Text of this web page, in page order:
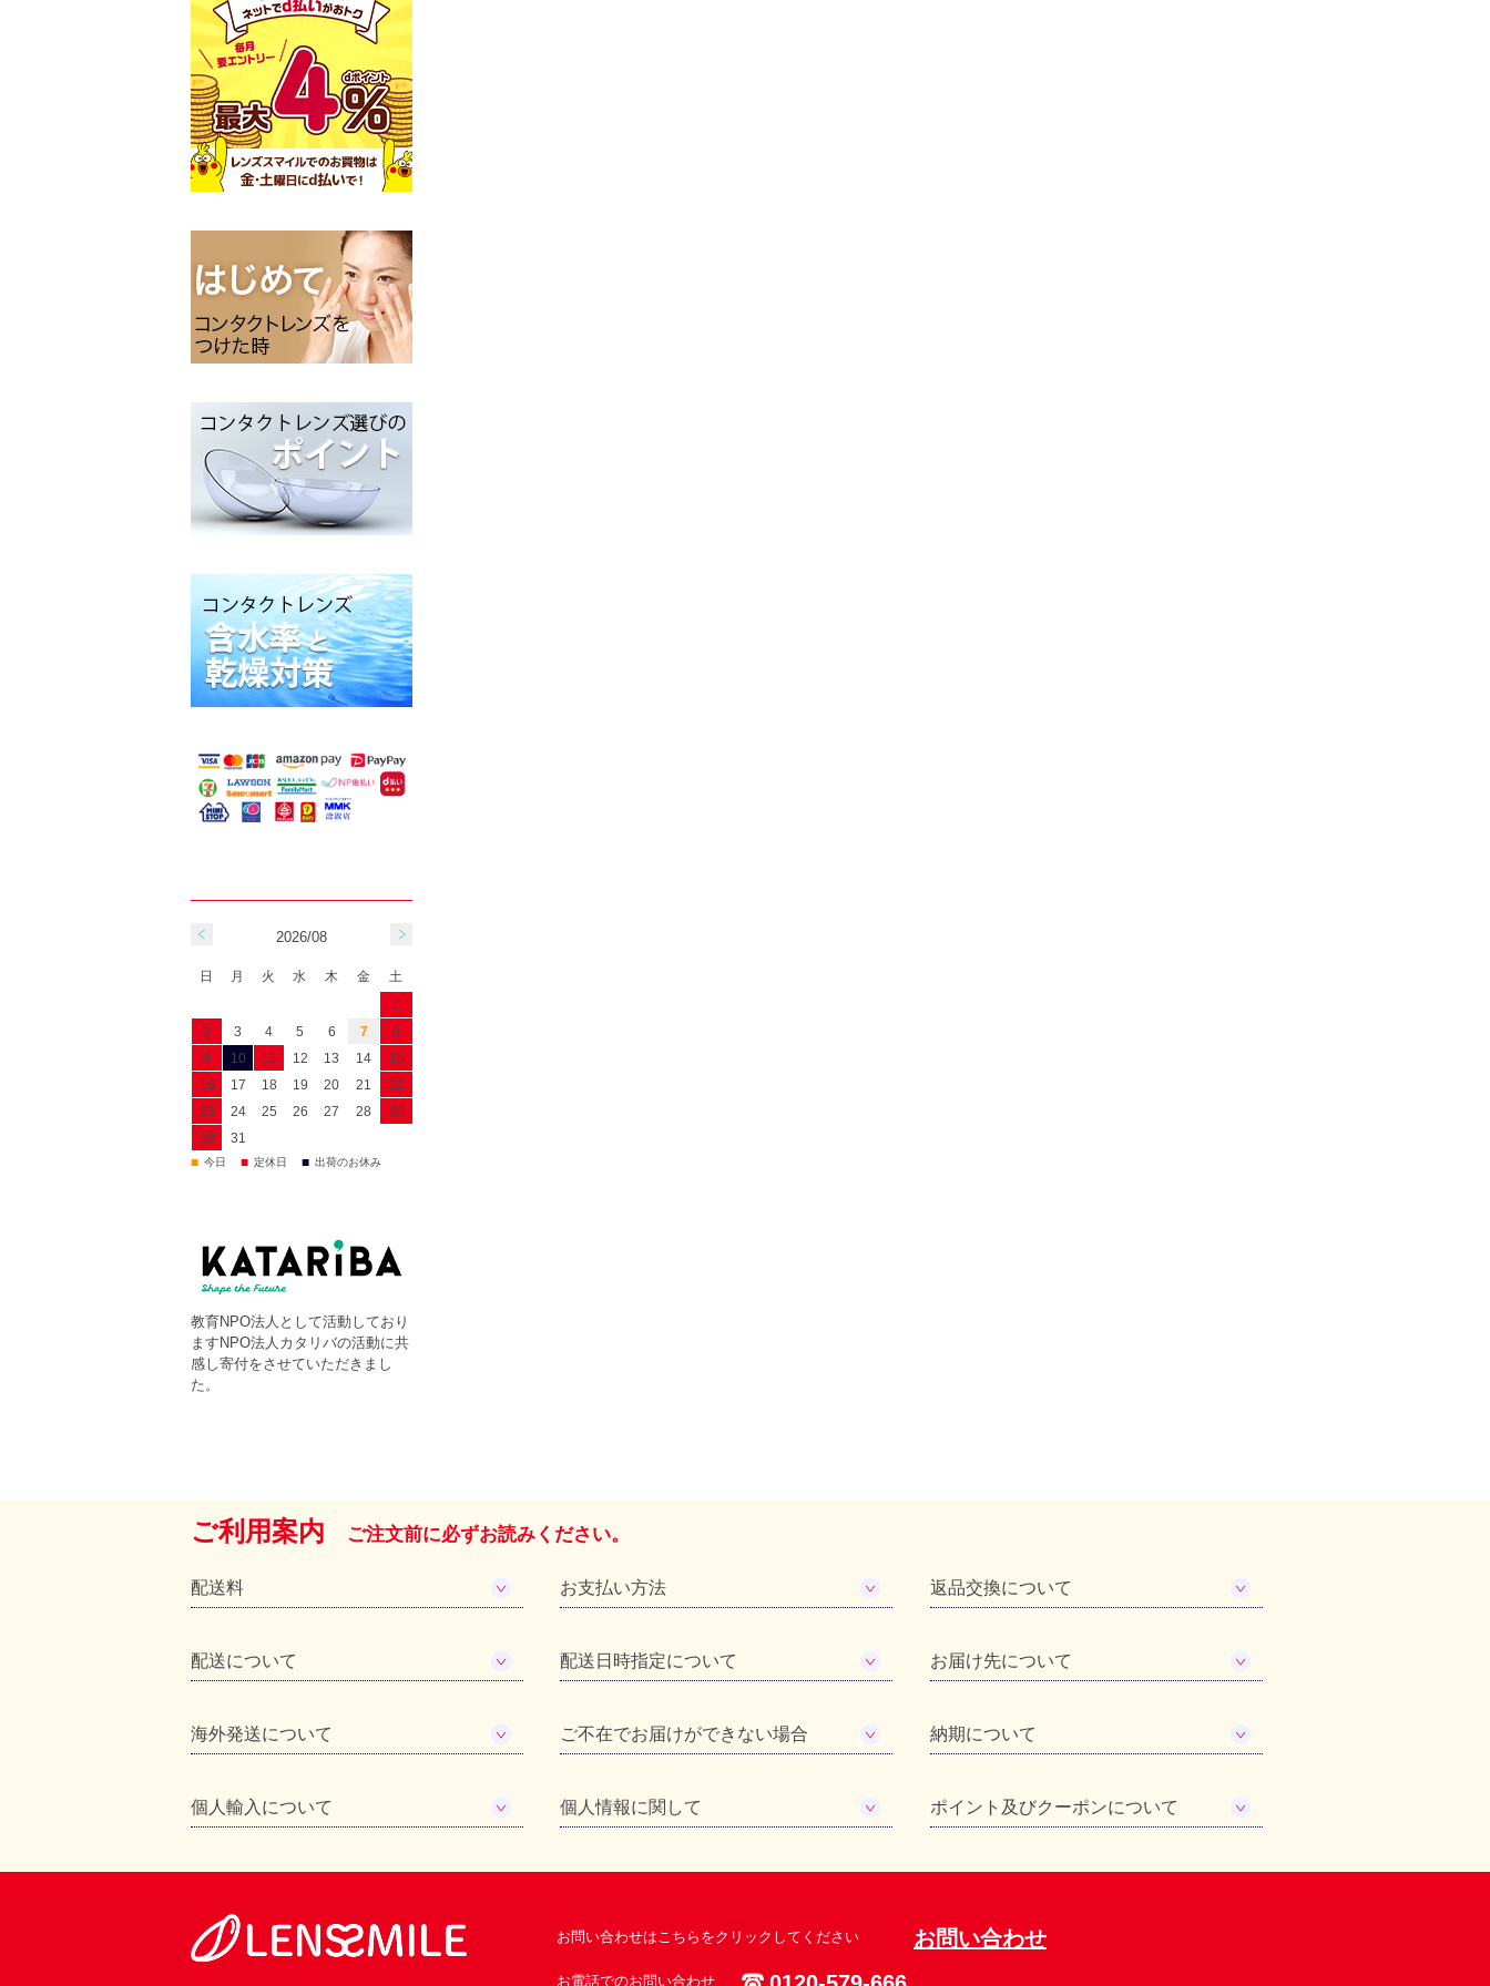
2026/08
日 月 火 水 木 金
土
1
2
3 4 5 6 7
8
9
10 11 12 13 14
15
16
17 18 19 20 21
22
23
24 25 26 27 28
29
30
31
■ 今日 ■ 定休日 ■ 出荷のお休み
教育NPO法人として活動しており
ますNPO法人カタリバの活動に共
感し寄付をさせていただきまし
た。
ご利用案内 ご注文前に必ずお読みください。
配送料 お支払い方法 返品交換について
配送について 配送日時指定について お届け先について
海外発送について ご不在でお届けができない場合 納期について
個人輸入について 個人情報に関して ポイント及びクーポンについて
お問い合わせはこちらをクリックしてください お問い合わせ
お電話でのお問い合わせ